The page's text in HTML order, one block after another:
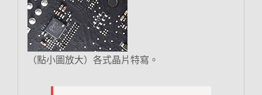
（點小圖放大）各式晶片特寫。